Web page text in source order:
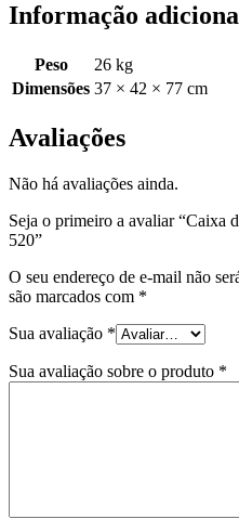
Informação
Peso
26 kg
Dimensões 37 × 42 × 77 cm
Avaliações
Não há avaliações ainda.
Seja o primeiro a avaliar “Caixa
520”
O seu endereço de e-mail não
são marcados com *
Sua avaliação *
Sua avaliação sobre o produto *